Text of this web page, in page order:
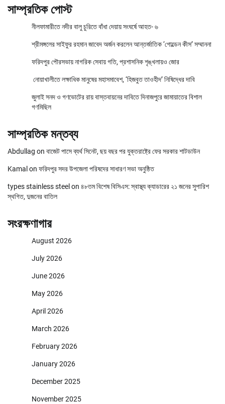
সাম্প্রতিক পোস্ট
নীলফামারীতে নদীর বালু চুরিতে বাঁধা দেয়ায় সংঘর্ষে আহত- ৬
শ্রীমঙ্গলের সাইফুর রহমান জাবেদ অর্জন করলেন আন্তর্জাতিক ‘গোল্ডেন কীস’ সম্মাননা
ফরিদপুর পৌরসভায় নাগরিক সেবায় গতি, প্রশাসনিক শৃঙ্খলায়ও জোর
নোয়াখালীতে লক্ষাধিক মানুষের মহাসমাবেশ, ‘হিজবুত তাওহীদ’ নিষিদ্ধের দাবি
জুলাই সনদ ও গণভোটের রায় বাস্তবায়নের দাবিতে দিনাজপুরে জামায়াতের বিশাল
গণমিছিল
সাম্প্রতিক মন্তব্য
Abdullag on বাজেট পাসে ব্যর্থ সিনেট, ছয় বছর পর যুক্তরাষ্ট্রে ফের সরকার শাটডাউন
Kamal on ফরিদপুর সদর উপজেলা পরিষদের সাধারণ সভা অনুষ্ঠিত
types stainless steel on ৪৮তম বিশেষ বিসিএস: স্বাস্থ্য ক্যাডারের ২১ জনের সুপারিশ
স্থগিত, দুজনের বাতিল
সংরক্ষণাগার
August 2026
July 2026
June 2026
May 2026
April 2026
March 2026
February 2026
January 2026
December 2025
November 2025